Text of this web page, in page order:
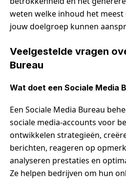
weten welke inhoud het meest
jouw doelgroep kunnen
Veelgestelde vragen
Bureau
Wat doet een Sociale Media
Een Sociale Media Bureau
sociale media-accounts voor
ontwikkelen strategieën,
berichten, reageren op
analyseren prestaties en
Ze helpen bedrijven om hun